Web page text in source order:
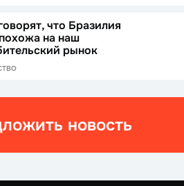
что Бразилия
на наш
рынок
новость